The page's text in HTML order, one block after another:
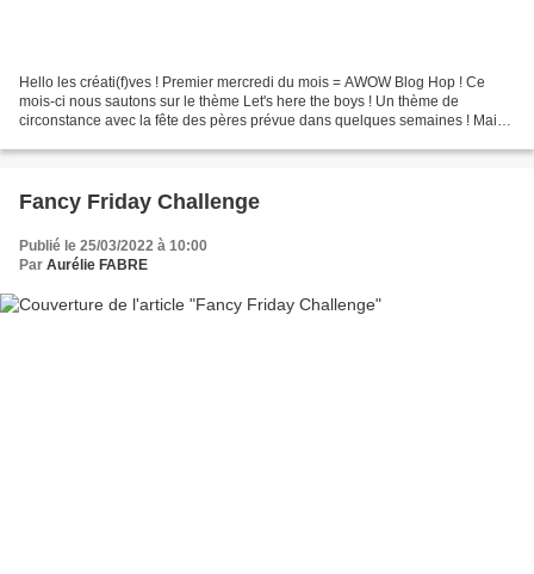
Hello les créati(f)ves ! Premier mercredi du mois = AWOW Blog Hop ! Ce
mois-ci nous sautons sur le thème Let's here the boys ! Un thème de
circonstance avec la fête des pères prévue dans quelques semaines ! Mais
Fancy Friday Challenge
Publié le 25/03/2022 à 10:00
Par Aurélie FABRE